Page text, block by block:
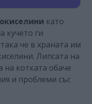
като
кучето ги
че в храната им
Липсата на
на котката обаче
и проблеми със